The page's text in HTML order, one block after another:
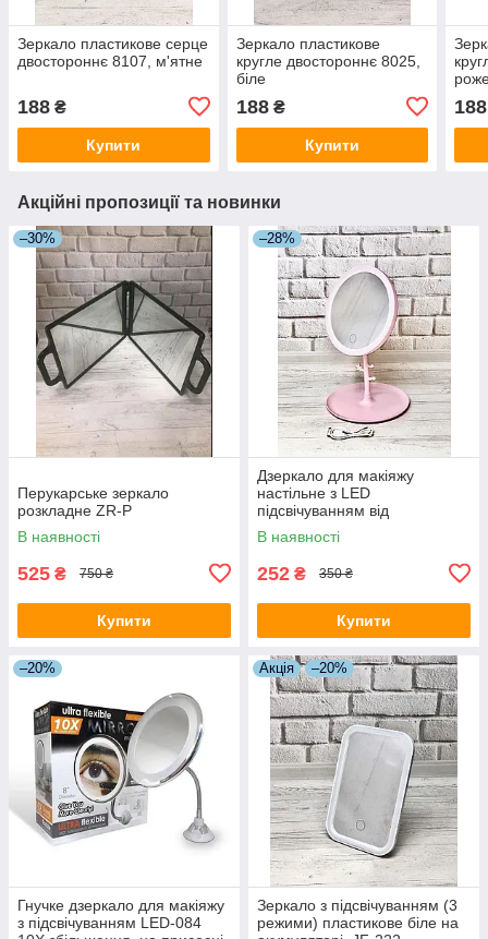
Зеркало пластикове серце
двостороннє 8107, м'ятне
188 ₴
Купити
Зеркало пластикове
кругле двостороннє 8025,
біле
188₴
Купити
188
Акційні пропозиції та новинки
–30%
Перукарське зеркало
розкладне ZR-P
В наявності
525 ₴ 750 ₴
Купити
–28%
Дзеркало для макіяжу
настільне з LED
підсвічуванням від
акумулятора 3 режими
свічення JF-110A Рожевий
В наявності
252 ₴ 350 ₴
Купити
–20%
Гнучке дзеркало для макіяжу
з підсвічуванням LED-084
Акція –20%
Зеркало з підсвічуванням (3
режими) пластикове біле на